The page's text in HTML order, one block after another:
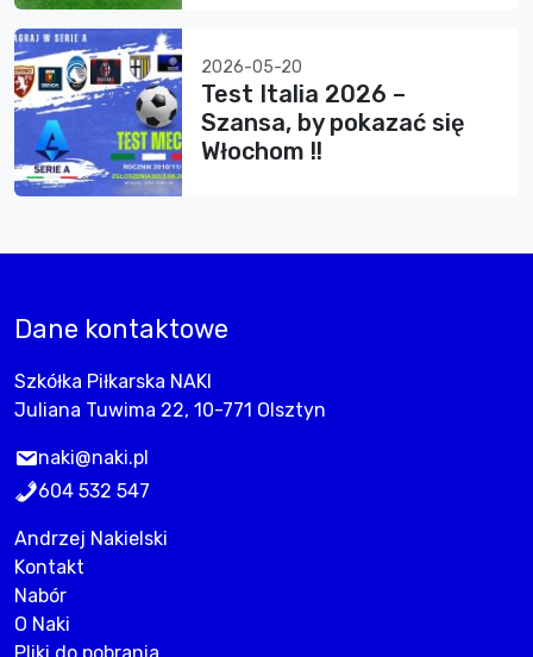
2026-05-20
Test Italia 2026 –
Szansa, by pokazać się
Włochom !!
Dane kontaktowe
Szkółka Piłkarska NAKI
Juliana Tuwima 22, 10-771 Olsztyn
naki@naki.pl
604 532 547
Andrzej Nakielski
Kontakt
Nabór
O Naki